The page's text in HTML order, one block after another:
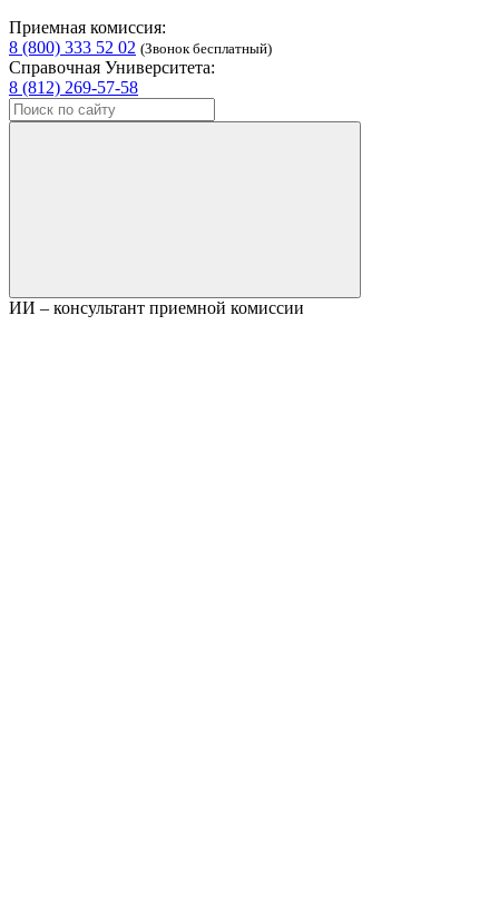
Приемная комиссия:
8 (800) 333 52 02 (Звонок бесплатный)
Справочная Университета:
8 (812) 269-57-58
ИИ – консультант приемной комиссии